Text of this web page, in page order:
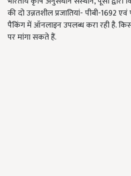
की दो उन्नतशील प्रजातियां- पीबी-1692
पैकिंग में ऑनलाइन उपलब्ध करा रही है.
पर मांगा सकते हैं.